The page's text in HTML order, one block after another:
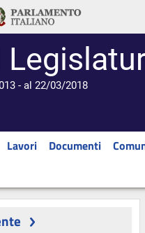
- al 22/03/2018
Lavori Documenti